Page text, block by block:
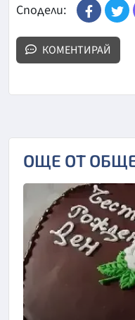
Сподели:
КОМЕНТИРАЙ
ОЩЕ ОТ